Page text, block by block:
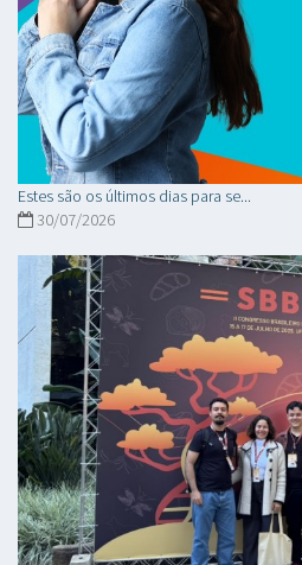
Estes são os últimos dias para se...
30/07/2026